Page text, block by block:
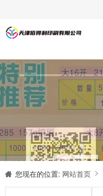
海报印刷
服务项目
经营范围
设备展示
新闻动态
关于我们
联系我们
您现在的位置: 网站首页